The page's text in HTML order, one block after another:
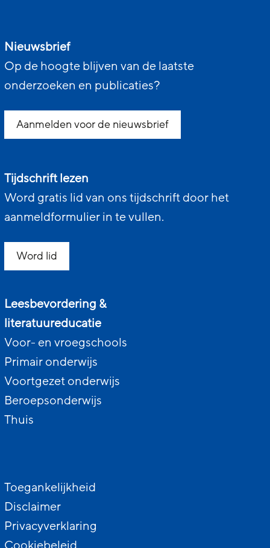
Nieuwsbrief
Op de hoogte blijven van de laatste
onderzoeken en publicaties?
Aanmelden voor de nieuwsbrief
Tijdschrift lezen
Word gratis lid van ons tijdschrift door het
aanmeldformulier in te vullen.
Word lid
Leesbevordering &
literatuureducatie
Voor- en vroegschools
Primair onderwijs
Voortgezet onderwijs
Beroepsonderwijs
Thuis
Toegankelijkheid
Disclaimer
Privacyverklaring